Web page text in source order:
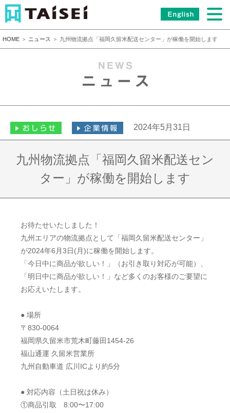
HOME ＞ ニュース ＞ 九州物流拠点「福岡久留米配送センター」が稼働を開始します
2024年5月31日
九州物流拠点「福岡久留米配送セン
ター」が稼働を開始します
お待たせいたしました！
九州エリアの物流拠点として「福岡久留米配送センター」
が2024年6月3日(月)に稼働を開始します。
「今日中に商品が欲しい！」（お引き取り対応が可能）、
「明日中に商品が欲しい！」など多くのお客様のご要望に
お応えいたします。
● 場所
〒830-0064
福岡県久留米市荒木町藤田1454-26
福山通運 久留米営業所
九州自動車道 広川ICより約5分
● 対応内容（土日祝は休み）
①商品引取 8:00〜17:00